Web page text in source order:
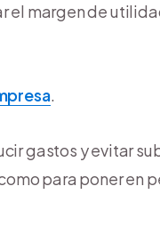
el margen de
.
gastos y evitar
para poner en